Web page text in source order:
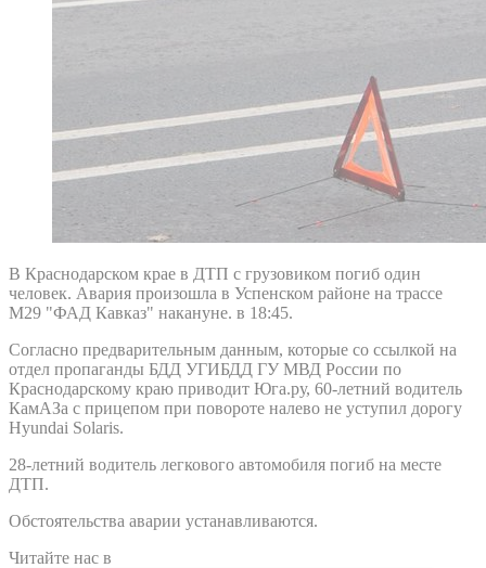
В Краснодарском крае в ДТП с грузовиком погиб один
человек. Авария произошла в Успенском районе на трассе
М29 "ФАД Кавказ" накануне. в 18:45.
Согласно предварительным данным, которые со ссылкой на
отдел пропаганды БДД УГИБДД ГУ МВД России по
Краснодарскому краю приводит Юга.ру, 60-летний водитель
КамАЗа с прицепом при повороте налево не уступил дорогу
Hyundai Solaris.
28-летний водитель легкового автомобиля погиб на месте
ДТП.
Обстоятельства аварии устанавливаются.
Читайте нас в